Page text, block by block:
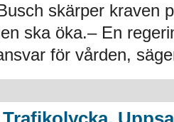
skärper kraven
ska öka.– En
för vården,